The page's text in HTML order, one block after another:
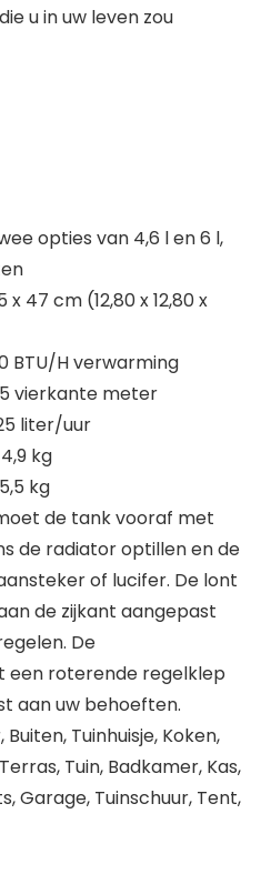
u in uw leven zou
opties van 4,6 l en 6 l,
47 cm (12,80 x 12,80 x
BTU/H verwarming
vierkante meter
liter/uur
kg
kg
de tank vooraf met
de radiator optillen en de
of lucifer. De lont
de zijkant aangepast
De
een roterende regelklep
aan uw behoeften.
Tuinhuisje, Koken,
Tuin, Badkamer, Kas,
Garage, Tuinschuur, Tent,